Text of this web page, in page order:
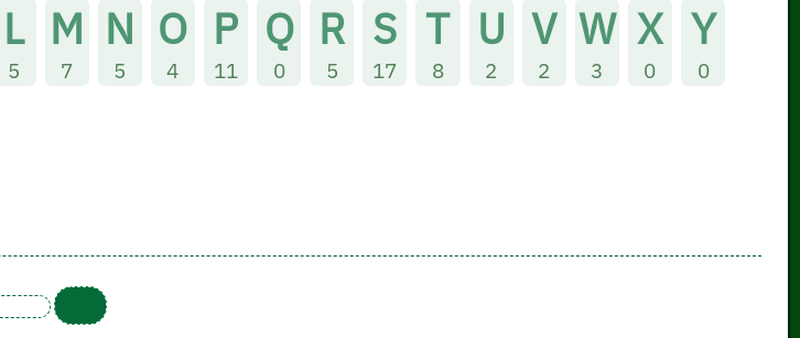
L
5
M
7
N
5
O
4
P
11
Q
0
R
5
S
17
T
8
U
2
V
2
W
3
X
0
Y
0